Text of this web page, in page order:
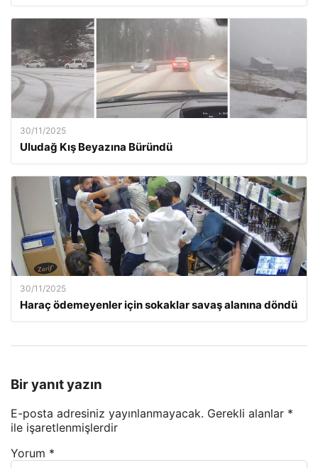
30/11/2025
Uludağ Kış Beyazına Büründü
30/11/2025
Haraç ödemeyenler için sokaklar savaş alanına döndü
Bir yanıt yazın
E-posta adresiniz yayınlanmayacak. Gerekli alanlar *
ile işaretlenmişlerdir
Yorum *